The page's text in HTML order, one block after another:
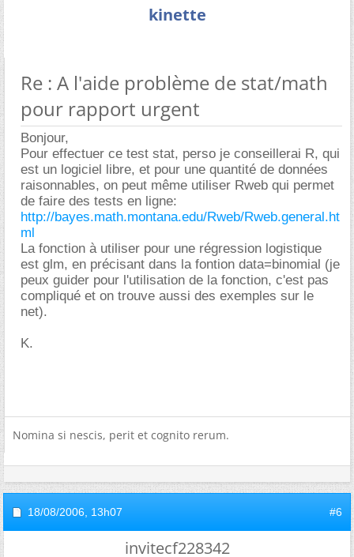
kinette
Re : A l'aide problème de stat/math
pour rapport urgent
Bonjour,
Pour effectuer ce test stat, perso je conseillerai R, qui
est un logiciel libre, et pour une quantité de données
raisonnables, on peut même utiliser Rweb qui permet
de faire des tests en ligne:
http://bayes.math.montana.edu/Rweb/Rweb.general.ht
ml
La fonction à utiliser pour une régression logistique
est glm, en précisant dans la fontion data=binomial (je
peux guider pour l'utilisation de la fonction, c'est pas
compliqué et on trouve aussi des exemples sur le
net).
K.
Nomina si nescis, perit et cognito rerum.
18/08/2006, 13h07 #6
invitecf228342